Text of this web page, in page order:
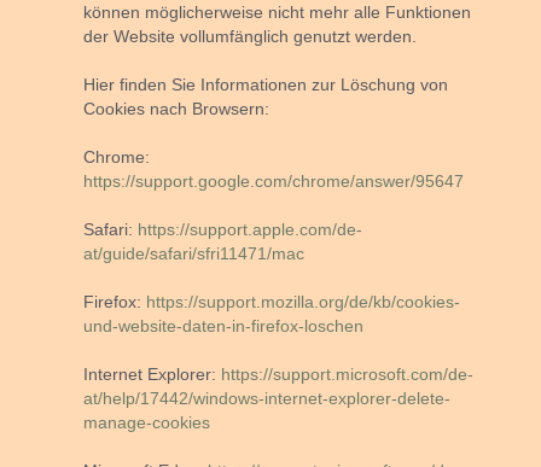
können möglicherweise nicht mehr alle Funktionen
der Website vollumfänglich genutzt werden.
Hier finden Sie Informationen zur Löschung von
Cookies nach Browsern:
Chrome:
https://support.google.com/chrome/answer/95647
Safari: https://support.apple.com/de-
at/guide/safari/sfri11471/mac
Firefox: https://support.mozilla.org/de/kb/cookies-
und-website-daten-in-firefox-loschen
Internet Explorer: https://support.microsoft.com/de-
at/help/17442/windows-internet-explorer-delete-
manage-cookies